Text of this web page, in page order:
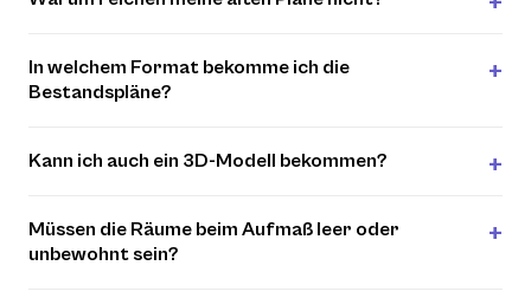
In welchem Format bekomme ich die
Bestandspläne?
Kann ich auch ein 3D-Modell bekommen?
Müssen die Räume beim Aufmaß leer oder
unbewohnt sein?